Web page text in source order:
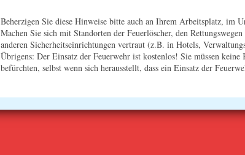
Beherzigen Sie diese Hinweise bitte auch an Ihrem Arbeitsplatz, im
Machen Sie sich mit Standorten der Feuerlöscher, den
anderen Sicherheitseinrichtungen vertraut (z.B. in Hotels,
Übrigens: Der Einsatz der Feuerwehr ist kostenlos! Sie müssen keine
befürchten, selbst wenn sich herausstellt, dass ein Einsatz der